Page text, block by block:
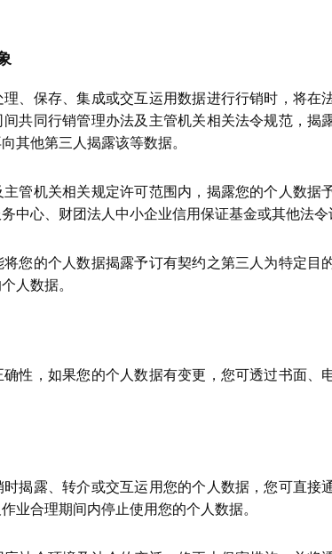
、保存、集成或交互运用数据进行行销时，将在
共同行销管理办法及主管机关相关法令规范，揭
其他第三人揭露该等数据。
管机关相关规定许可范围内，揭露您的个人数据
中心、财团法人中小企业信用保证基金或其他法令
您的个人数据揭露予订有契约之第三人为特定目
人数据。
性，如果您的个人数据有变更，您可透过书面、
揭露、转介或交互运用您的个人数据，您可直接
业合理期间内停止使用您的个人数据。